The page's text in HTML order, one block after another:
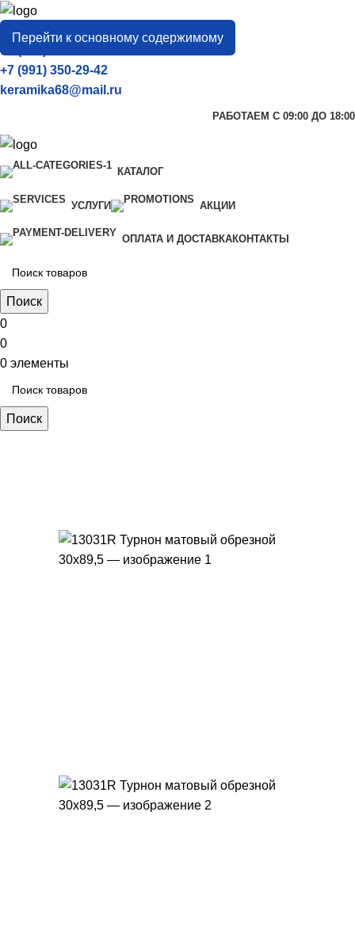
Перейти к основному содержимому
город
Тамбов
+7 (906) 657-33-54
+7 (991) 350-29-42
keramika68@mail.ru
РАБОТАЕМ С 09:00 ДО 18:00
КАТАЛОГ
УСЛУГИ АКЦИИ
ОПЛАТА И ДОСТАВКАКОНТАКТЫ
Поиск
0
0
0 элементы
Поиск